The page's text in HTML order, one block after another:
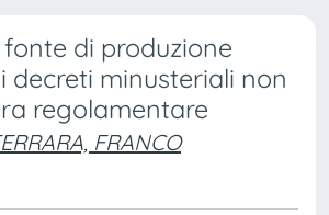
di produzione
decreti minusteriali non
regolamentare
FRANCO